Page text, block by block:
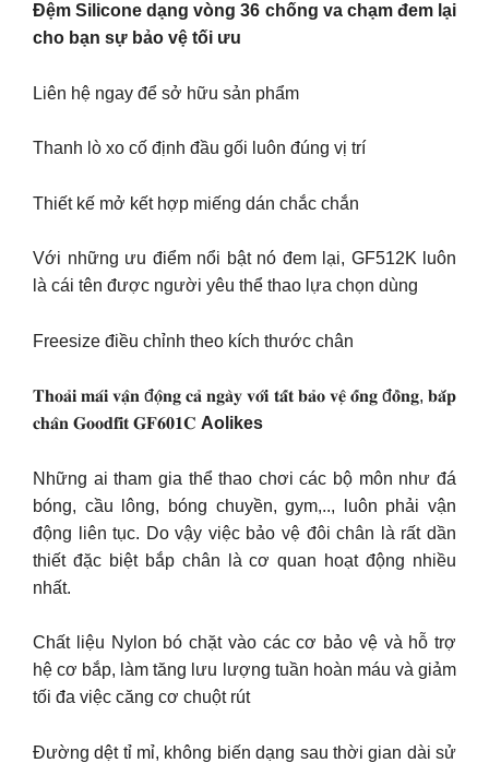
Đệm Silicone dạng vòng 36 chống va chạm đem lại
cho bạn sự bảo vệ tối ưu
Liên hệ ngay để sở hữu sản phẩm
Thanh lò xo cố định đầu gối luôn đúng vị trí
Thiết kế mở kết hợp miếng dán chắc chắn
Với những ưu điểm nổi bật nó đem lại, GF512K luôn
là cái tên được người yêu thể thao lựa chọn dùng
Freesize điều chỉnh theo kích thước chân
𝐓𝐡𝐨𝐚̉𝐢 𝐦𝐚́𝐢 𝐯𝐚̣̂𝐧 đ𝐨̣̂𝐧𝐠 𝐜𝐚̉ 𝐧𝐠𝐚̀𝐲 𝐯𝐨̛́𝐢 𝐭𝐚̂́𝐭 𝐛𝐚̉𝐨 𝐯𝐞̣̂ 𝐨̂́𝐧𝐠 đ𝐨̂̀𝐧𝐠, 𝐛𝐚̆́𝐩
𝐜𝐡𝐚̂𝐧 𝐆𝐨𝐨𝐝𝐟𝐢𝐭 𝐆𝐅𝟔𝟎𝟏𝐂 Aolikes
Những ai tham gia thể thao chơi các bộ môn như đá
bóng, cầu lông, bóng chuyền, gym,.., luôn phải vận
động liên tục. Do vậy việc bảo vệ đôi chân là rất dần
thiết đặc biệt bắp chân là cơ quan hoạt động nhiều
nhất.
Chất liệu Nylon bó chặt vào các cơ bảo vệ và hỗ trợ
hệ cơ bắp, làm tăng lưu lượng tuần hoàn máu và giảm
tối đa việc căng cơ chuột rút
Đường dệt tỉ mỉ, không biến dạng sau thời gian dài sử